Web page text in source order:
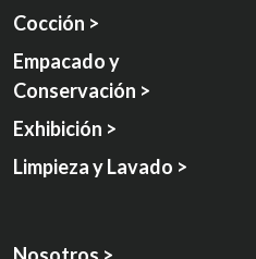
Cocción >
Empacado y
Conservación >
Exhibición >
Limpieza y Lavado >
Nosotros >